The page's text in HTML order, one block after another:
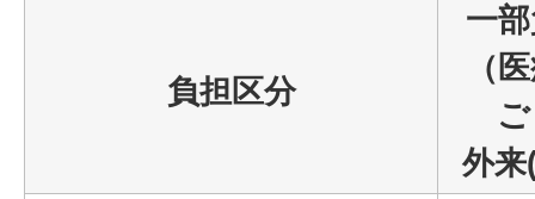
負担区分
一
（
外来